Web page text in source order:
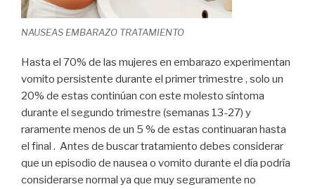
NAUSEAS EMBARAZO TRATAMIENTO
Hasta el 70% de las mujeres en embarazo experimentan
vomito persistente durante el primer trimestre , solo un
20% de estas continúan con este molesto síntoma
durante el segundo trimestre (semanas 13-27) y
raramente menos de un 5 % de estas continuaran hasta
el final . Antes de buscar tratamiento debes considerar
que un episodio de nausea o vomito durante el día podría
considerarse normal ya que muy seguramente no